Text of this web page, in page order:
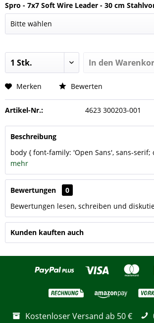
Spro - 7x7 Soft Wire Leader - 30 cm
In den
Merken Bewerten
Artikel-Nr.: 4623 300203-001
Beschreibung
body { font-family: 'Open Sans', sans-serif;
mehr
Bewertungen
0
Bewertungen lesen, schreiben und
Kunden kauften auch
Kostenloser Versand ab 50 €